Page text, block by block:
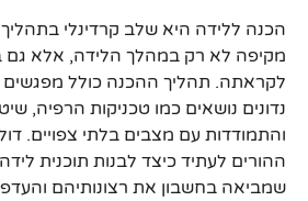
הכנה ללידה היא שלב קרדינלי
מקיפה לא רק במהלך הלידה, אלא
לקראתה. תהליך ההכנה כולל
נדונים נושאים כמו טכניקות הרפיה,
והתמודדות עם מצבים בלתי צפויים.
ההורים לעתיד כיצד לבנות תוכנית
שמביאה בחשבון את רצונותיהם